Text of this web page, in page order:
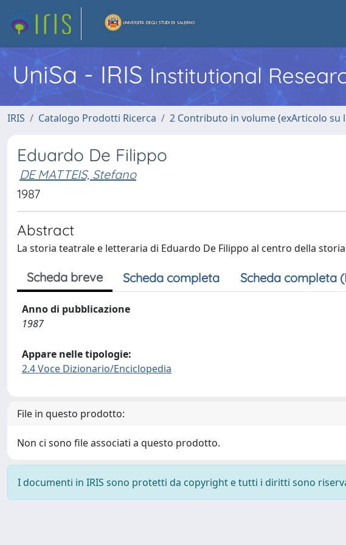
UniSa - IRIS Institutional
IRIS Catalogo Prodotti Ricerca 2 Contributo in volume (exArticolo su
Eduardo De Filippo
DE MATTEIS, Stefano
1987
Abstract
La storia teatrale e letteraria di Eduardo De Filippo al centro della
Scheda breve Scheda completa Scheda completa
Anno di pubblicazione
1987
Appare nelle tipologie:
2.4 Voce Dizionario/Enciclopedia
File in questo prodotto:
Non ci sono file associati a questo prodotto.
I documenti in IRIS sono protetti da copyright e tutti i diritti sono